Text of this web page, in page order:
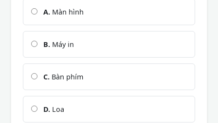
A. Màn hình
B. Máy in
C. Bàn phím
D. Loa